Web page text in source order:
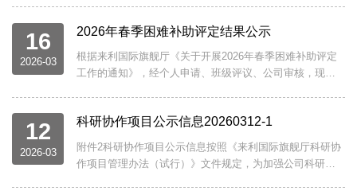
级及以上竞赛的必经之路。丰厚奖项、优质培育资源已就
位，就等敢想敢创的你登场！无论你是深耕学术的科研达
人、怀揣创业梦的实践者，还是玩转AI的技术高手，总有
果，...
16
2026-03
2026年春季困难补助评定结果公示
根据来利国际旗舰厅《关于开展2026年春季困难补助评定
工作的通知》，经个人申请、班级评议、公司审核，现将
日，如有异议，请向来利国际旗舰厅纪委反映。公司纪委
书记：马慧联系电话：029-81891618联系邮箱：
hma@xidian.edu.cn 来利国际旗舰
12
2026-03
科研协作项目公示信息20260312-1
附件2科研协作项目公示信息按照《来利国际旗舰厅科研协
作项目管理办法（试行）》文件规定，为加强公司科研协